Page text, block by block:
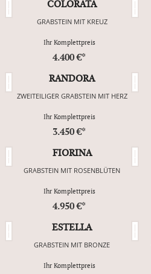
COLORATA
GRABSTEIN MIT KREUZ
Ihr Komplettpreis
4.400 €*
RANDORA
ZWEITEILIGER GRABSTEIN MIT HERZ
Ihr Komplettpreis
3.450 €*
FIORINA
GRABSTEIN MIT ROSENBLÜTEN
Ihr Komplettpreis
4.950 €*
ESTELLA
GRABSTEIN MIT BRONZE
Ihr Komplettpreis